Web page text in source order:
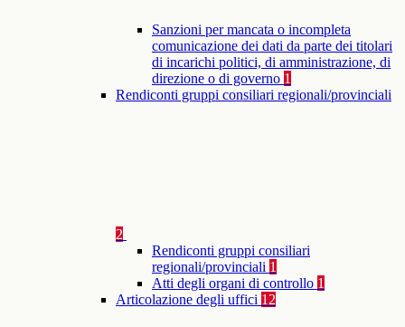
Sanzioni per mancata o incompleta
comunicazione dei dati da parte dei titolari
di incarichi politici, di amministrazione, di
direzione o di governo 1
Rendiconti gruppi consiliari regionali/provinciali
2
Rendiconti gruppi consiliari
regionali/provinciali 1
Atti degli organi di controllo 1
Articolazione degli uffici 12